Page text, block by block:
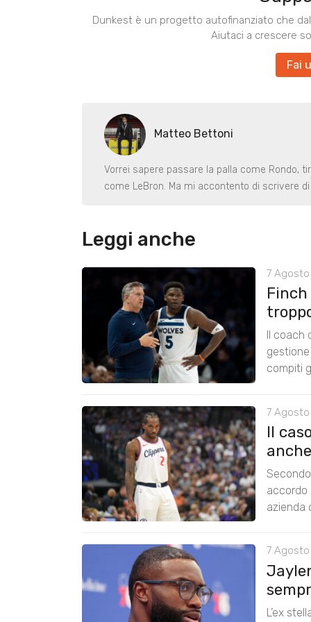
Dunkest è un progetto autofinanziato che
Aiutaci a crescere
Fai
Matteo Bettoni
Vorrei sapere passare la palla come Rondo,
come LeBron. Ma mi accontento di scrivere
Leggi anche
7 Agosto
Il
compiti
7
Il
accordo
azienda
7 Agosto
L’ex